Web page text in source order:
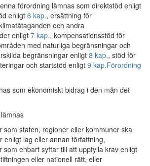
förordning lämnas som direktstöd enligt
enligt 6 kap., ersättning för
och andra
enligt 7 kap., kompensationsstöd för
med naturliga begränsningar och
begränsningar enligt 8 kap., stöd för
och startstöd enligt 9 kap.Förordning
som ekonomiskt bidrag i den mån det
som staten, regioner eller kommuner ska
enligt lag eller annan författning,
som enbart syftar till att uppfylla krav enligt
eller nationell rätt, eller